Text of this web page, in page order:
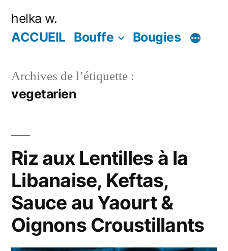
helka w.
ACCUEIL Bouffe Bougies
Archives de l’étiquette :
vegetarien
Riz aux Lentilles à la
Libanaise, Keftas,
Sauce au Yaourt &
Oignons Croustillants